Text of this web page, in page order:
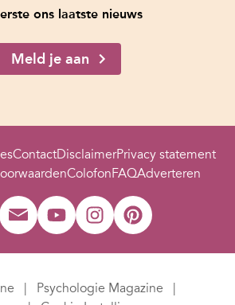
ons laatste nieuws
Meld je aan
ContactDisclaimerPrivacy statement
ColofonFAQAdverteren
Psychologie Magazine